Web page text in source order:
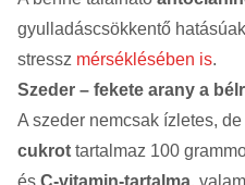
gyulladáscsökkentő
stressz mérséklésében is.
Szeder – fekete arany a
A szeder nemcsak ízletes, de
cukrot tartalmaz 100